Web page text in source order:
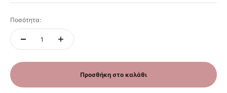
Ποσότητα:
Προσθήκη στο καλάθι